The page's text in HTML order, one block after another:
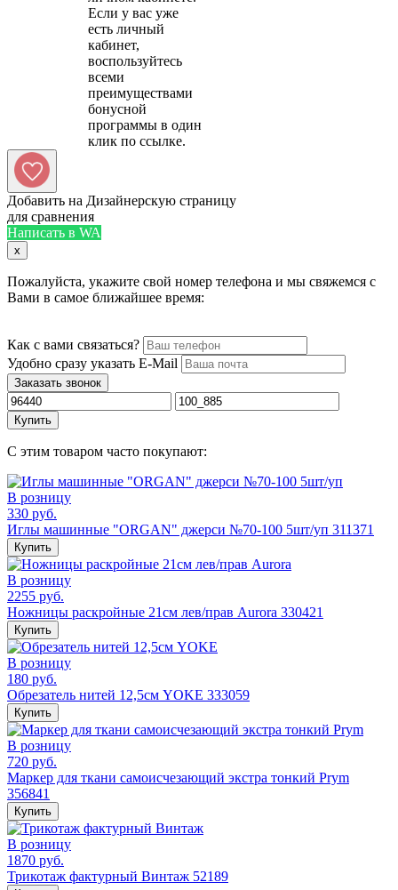
Если у вас уже
есть личный
кабинет,
воспользуйтесь
всеми
преимуществами
бонусной
программы в один
Добавить на Дизайнерскую страницу
для сравнения
Написать в WA
x
Пожалуйста, укажите свой номер телефона и мы свяжемся с
Вами в самое ближайшее время:
Как с вами связаться?
Удобно сразу указать E-Mail
Заказать звонок
Купить
С этим товаром часто покупают:
В розницу
330 руб.
Иглы машинные "ORGAN" джерси №70-100 5шт/уп 311371
Купить
В розницу
2255 руб.
Ножницы раскройные 21см лев/прав Aurora 330421
Купить
В розницу
180 руб.
Обрезатель нитей 12,5см YOKE 333059
Купить
В розницу
720 руб.
Маркер для ткани самоисчезающий экстра тонкий Prym
356841
Купить
В розницу
1870 руб.
Трикотаж фактурный Винтаж 52189